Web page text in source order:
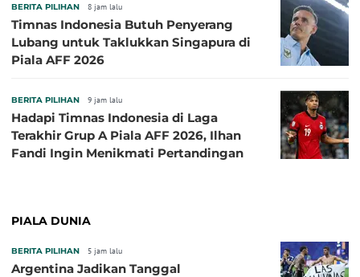
BERITA PILIHAN 8 jam lalu
Timnas Indonesia Butuh Penyerang
Lubang untuk Taklukkan Singapura di
Piala AFF 2026
BERITA PILIHAN 9 jam lalu
Hadapi Timnas Indonesia di Laga
Terakhir Grup A Piala AFF 2026, Ilhan
Fandi Ingin Menikmati Pertandingan
PIALA DUNIA
BERITA PILIHAN 5 jam lalu
Argentina Jadikan Tanggal